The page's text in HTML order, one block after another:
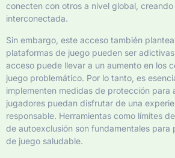
conecten con otros a nivel global,
interconectada.
Sin embargo, este acceso también
plataformas de juego pueden ser
acceso puede llevar a un aumento en los
juego problemático. Por lo tanto, es
implementen medidas de protección para
jugadores puedan disfrutar de una
responsable. Herramientas como límites
de autoexclusión son fundamentales para
de juego saludable.